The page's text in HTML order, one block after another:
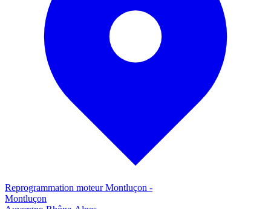
Reprogrammation moteurMontluçon -
Montluçon